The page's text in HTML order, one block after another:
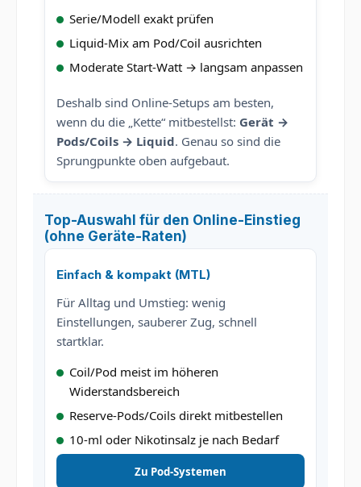
Serie/Modell exakt prüfen
Liquid-Mix am Pod/Coil ausrichten
Moderate Start-Watt → langsam anpassen
Deshalb sind Online-Setups am besten,
wenn du die „Kette“ mitbestellst: Gerät →
Pods/Coils → Liquid. Genau so sind die
Sprungpunkte oben aufgebaut.
Top-Auswahl für den Online-Einstieg
(ohne Geräte-Raten)
Einfach & kompakt (MTL)
Für Alltag und Umstieg: wenig
Einstellungen, sauberer Zug, schnell
startklar.
Coil/Pod meist im höheren
Widerstandsbereich
Reserve-Pods/Coils direkt mitbestellen
10-ml oder Nikotinsalz je nach Bedarf
Zu Pod-Systemen